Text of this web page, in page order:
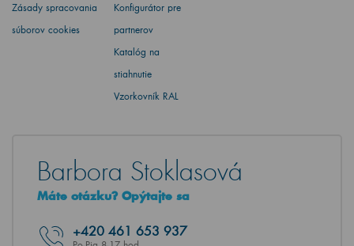
Zásady spracovania
súborov cookies
Konfigurátor pre
partnerov
Katalóg na
stiahnutie
Vzorkovník RAL
Barbora Stoklasová
Máte otázku? Opýtajte sa
+420 461 653 937